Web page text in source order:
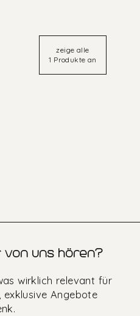
zeige alle
1 Produkte an
von uns hören?
wirklich relevant für
exklusive Angebote